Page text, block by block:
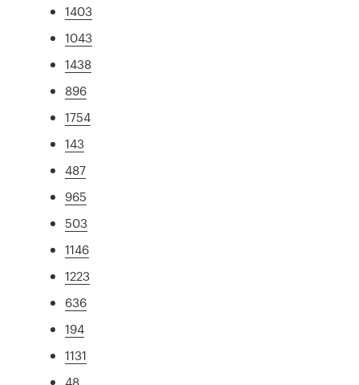
1403
1043
1438
896
1754
143
487
965
503
1146
1223
636
194
1131
48